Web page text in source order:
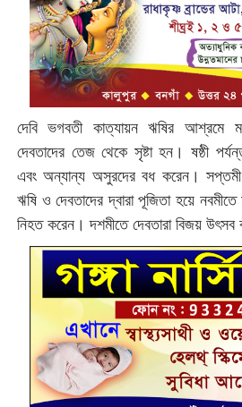
দেবি ভগবতী কাত্যায়ন ঋষির আশ্রমে
দেবতাদের তেজ থেকে সৃষ্টা হন। ষষ্ঠী
এবং অন্যান্য অসুরদের বধ করেন। সপ্তমী
ঋষি ও দেবতাদের দ্বারা পূজিতা হয়ে
নিহত করেন। দশমীতে দেবতারা বিজয় উৎসব